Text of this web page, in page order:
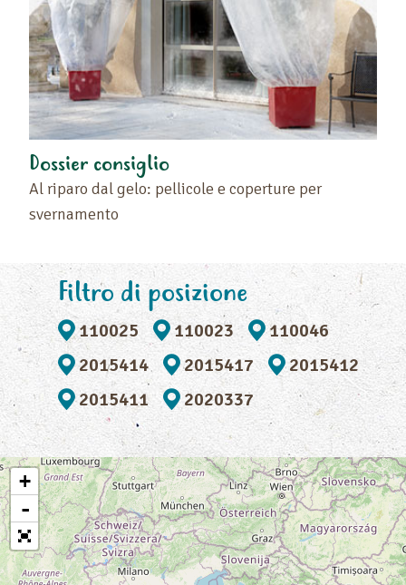
Dossier consiglio
Al riparo dal gelo: pellicole e coperture per
svernamento
Filtro di posizione
110025 110023
110046
2015414
2015417
2015412
2015411
2020337
+
-